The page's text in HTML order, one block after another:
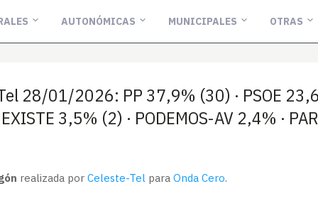
AUTONÓMICAS MUNICIPALES OTRAS
28/01/2026: PP 37,9% (30) · PSOE
3,5% (2) · PODEMOS-AV 2,4% ·
realizada por Celeste-Tel para Onda Cero.